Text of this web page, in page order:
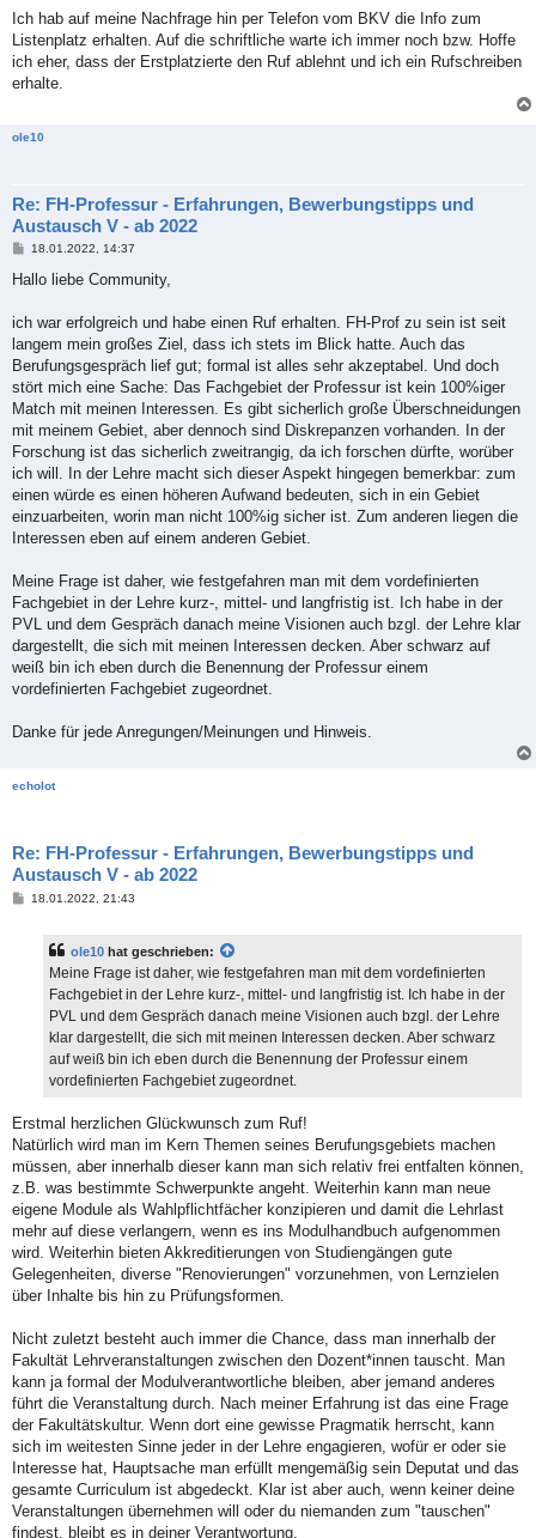
i
r
a
Ich hab auf meine Nachfrage hin per Telefon vom BKV die Info zum
Listenplatz erhalten. Auf die schriftliche warte ich immer noch bzw. Hoffe
ich eher, dass der Erstplatzierte den Ruf ablehnt und ich ein Rufschreiben
erhalte.
ole10
Re: FH-Professur - Erfahrungen, Bewerbungstipps und
Austausch V - ab 2022
B
i
a
18.01.2022, 14:37
Hallo liebe Community,
ich war erfolgreich und habe einen Ruf erhalten. FH-Prof zu sein ist seit
langem mein großes Ziel, dass ich stets im Blick hatte. Auch das
Berufungsgespräch lief gut; formal ist alles sehr akzeptabel. Und doch
stört mich eine Sache: Das Fachgebiet der Professur ist kein 100%iger
Match mit meinen Interessen. Es gibt sicherlich große Überschneidungen
mit meinem Gebiet, aber dennoch sind Diskrepanzen vorhanden. In der
Forschung ist das sicherlich zweitrangig, da ich forschen dürfte, worüber
ich will. In der Lehre macht sich dieser Aspekt hingegen bemerkbar: zum
einen würde es einen höheren Aufwand bedeuten, sich in ein Gebiet
einzuarbeiten, worin man nicht 100%ig sicher ist. Zum anderen liegen die
Interessen eben auf einem anderen Gebiet.
Meine Frage ist daher, wie festgefahren man mit dem vordefinierten
Fachgebiet in der Lehre kurz-, mittel- und langfristig ist. Ich habe in der
PVL und dem Gespräch danach meine Visionen auch bzgl. der Lehre klar
dargestellt, die sich mit meinen Interessen decken. Aber schwarz auf
weiß bin ich eben durch die Benennung der Professur einem
vordefinierten Fachgebiet zugeordnet.
Danke für jede Anregungen/Meinungen und Hinweis.
echolot
Re: FH-Professur - Erfahrungen, Bewerbungstipps und
Austausch V - ab 2022
B18.01.2022, 21:43
ole10 hat geschrieben:
Meine Frage ist daher, wie festgefahren man mit dem vordefinierten
Fachgebiet in der Lehre kurz-, mittel- und langfristig ist. Ich habe in der
PVL und dem Gespräch danach meine Visionen auch bzgl. der Lehre
klar dargestellt, die sich mit meinen Interessen decken. Aber schwarz
auf weiß bin ich eben durch die Benennung der Professur einem
vordefinierten Fachgebiet zugeordnet.
Erstmal herzlichen Glückwunsch zum Ruf!
Natürlich wird man im Kern Themen seines Berufungsgebiets machen
müssen, aber innerhalb dieser kann man sich relativ frei entfalten können,
z.B. was bestimmte Schwerpunkte angeht. Weiterhin kann man neue
eigene Module als Wahlpflichtfächer konzipieren und damit die Lehrlast
mehr auf diese verlangern, wenn es ins Modulhandbuch aufgenommen
wird. Weiterhin bieten Akkreditierungen von Studiengängen gute
Gelegenheiten, diverse "Renovierungen" vorzunehmen, von Lernzielen
über Inhalte bis hin zu Prüfungsformen.
Nicht zuletzt besteht auch immer die Chance, dass man innerhalb der
Fakultät Lehrveranstaltungen zwischen den Dozent*innen tauscht. Man
kann ja formal der Modulverantwortliche bleiben, aber jemand anderes
führt die Veranstaltung durch. Nach meiner Erfahrung ist das eine Frage
der Fakultätskultur. Wenn dort eine gewisse Pragmatik herrscht, kann
sich im weitesten Sinne jeder in der Lehre engagieren, wofür er oder sie
Interesse hat, Hauptsache man erfüllt mengemäßig sein Deputat und das
gesamte Curriculum ist abgedeckt. Klar ist aber auch, wenn keiner deine
Veranstaltungen übernehmen will oder du niemanden zum "tauschen"
findest, bleibt es in deiner Verantwortung.